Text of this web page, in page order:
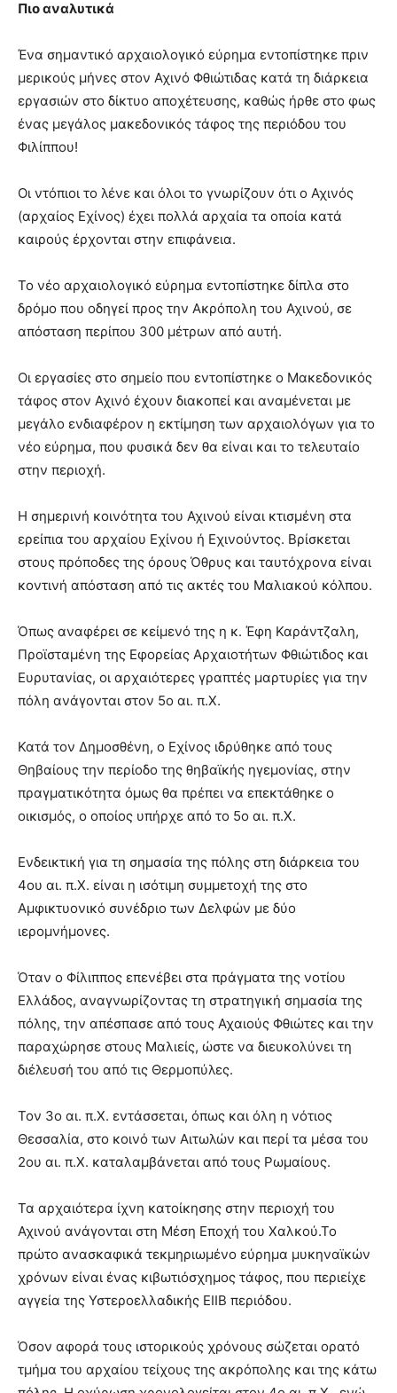
Πιο αναλυτικά
Ένα σημαντικό αρχαιολογικό εύρημα εντοπίστηκε πριν
μερικούς μήνες στον Αχινό Φθιώτιδας κατά τη διάρκεια
εργασιών στο δίκτυο αποχέτευσης, καθώς ήρθε στο φως
ένας μεγάλος μακεδονικός τάφος της περιόδου του
Φιλίππου!
Οι ντόπιοι το λένε και όλοι το γνωρίζουν ότι ο Αχινός
(αρχαίος Εχίνος) έχει πολλά αρχαία τα οποία κατά
καιρούς έρχονται στην επιφάνεια.
Το νέο αρχαιολογικό εύρημα εντοπίστηκε δίπλα στο
δρόμο που οδηγεί προς την Ακρόπολη του Αχινού, σε
απόσταση περίπου 300 μέτρων από αυτή.
Οι εργασίες στο σημείο που εντοπίστηκε ο Μακεδονικός
τάφος στον Αχινό έχουν διακοπεί και αναμένεται με
μεγάλο ενδιαφέρον η εκτίμηση των αρχαιολόγων για το
νέο εύρημα, που φυσικά δεν θα είναι και το τελευταίο
στην περιοχή.
Η σημερινή κοινότητα του Αχινού είναι κτισμένη στα
ερείπια του αρχαίου Εχίνου ή Εχινούντος. Βρίσκεται
στους πρόποδες της όρους Όθρυς και ταυτόχρονα είναι
κοντινή απόσταση από τις ακτές του Μαλιακού κόλπου.
Όπως αναφέρει σε κείμενό της η κ. Έφη Καράντζαλη,
Προϊσταμένη της Εφορείας Αρχαιοτήτων Φθιώτιδος και
Ευρυτανίας, οι αρχαιότερες γραπτές μαρτυρίες για την
πόλη ανάγονται στον 5ο αι. π.Χ.
Κατά τον Δημοσθένη, ο Εχίνος ιδρύθηκε από τους
Θηβαίους την περίοδο της θηβαϊκής ηγεμονίας, στην
πραγματικότητα όμως θα πρέπει να επεκτάθηκε ο
οικισμός, ο οποίος υπήρχε από το 5ο αι. π.Χ.
Ενδεικτική για τη σημασία της πόλης στη διάρκεια του
4ου αι. π.Χ. είναι η ισότιμη συμμετοχή της στο
Αμφικτυονικό συνέδριο των Δελφών με δύο
ιερομνήμονες.
Όταν ο Φίλιππος επενέβει στα πράγματα της νοτίου
Ελλάδος, αναγνωρίζοντας τη στρατηγική σημασία της
πόλης, την απέσπασε από τους Αχαιούς Φθιώτες και την
παραχώρησε στους Μαλιείς, ώστε να διευκολύνει τη
διέλευσή του από τις Θερμοπύλες.
Τον 3ο αι. π.Χ. εντάσσεται, όπως και όλη η νότιος
Θεσσαλία, στο κοινό των Αιτωλών και περί τα μέσα του
2ου αι. π.Χ. καταλαμβάνεται από τους Ρωμαίους.
Τα αρχαιότερα ίχνη κατοίκησης στην περιοχή του
Αχινού ανάγονται στη Μέση Εποχή του Χαλκού.Το
πρώτο ανασκαφικά τεκμηριωμένο εύρημα μυκηναϊκών
χρόνων είναι ένας κιβωτιόσχημος τάφος, που περιείχε
αγγεία της Υστεροελλαδικής ΕΙΙΒ περιόδου.
Όσον αφορά τους ιστορικούς χρόνους σώζεται ορατό
τμήμα του αρχαίου τείχους της ακρόπολης και της κάτω